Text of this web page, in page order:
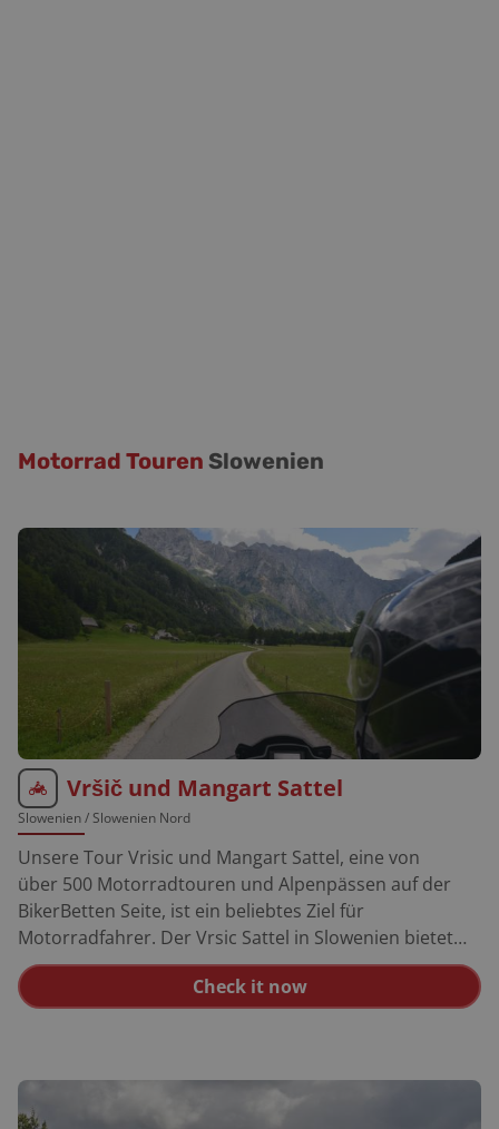
Motorrad Touren Slowenien
Vršič und Mangart Sattel
Slowenien/ Slowenien Nord
Unsere Tour Vrisic und Mangart Sattel, eine von
über 500 Motorradtouren und Alpenpässen auf der
BikerBetten Seite, ist ein beliebtes Ziel für
Motorradfahrer. Der Vrsic Sattel in Slowenien bietet
atemberaubende Serpentinen und eine wunderschöne
Landschaft. Der Mangart Sattel in Italien ist bekannt für
Check it now